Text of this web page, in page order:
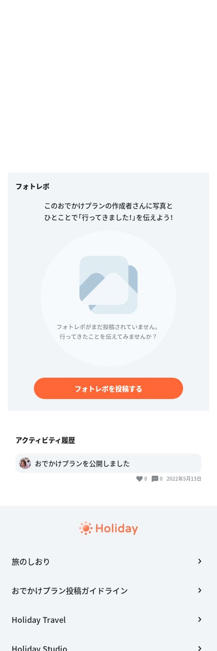
フォトレポ
このおでかけプランの作成者さんに写真と
ひとことで「行ってきました！」を伝えよう！
フォトレポを投稿する
アクティビティ履歴
おでかけプランを公開しました
0 0 2022年5月13日
旅のしおり
おでかけプラン投稿ガイドライン
Holiday Travel
Holiday Studio